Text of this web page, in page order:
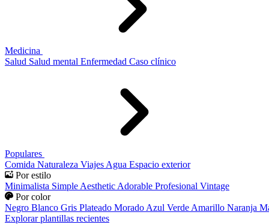
Medicina
Salud Salud mental Enfermedad Caso clínico
Populares
Comida Naturaleza Viajes Agua Espacio exterior
Por estilo
Minimalista Simple Aesthetic Adorable Profesional Vintage
Por color
Negro Blanco Gris Plateado Morado Azul Verde Amarillo Naranja
Explorar plantillas recientes